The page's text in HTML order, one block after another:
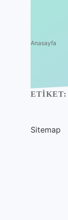
Anasayfa
ETIKET:
Sitemap